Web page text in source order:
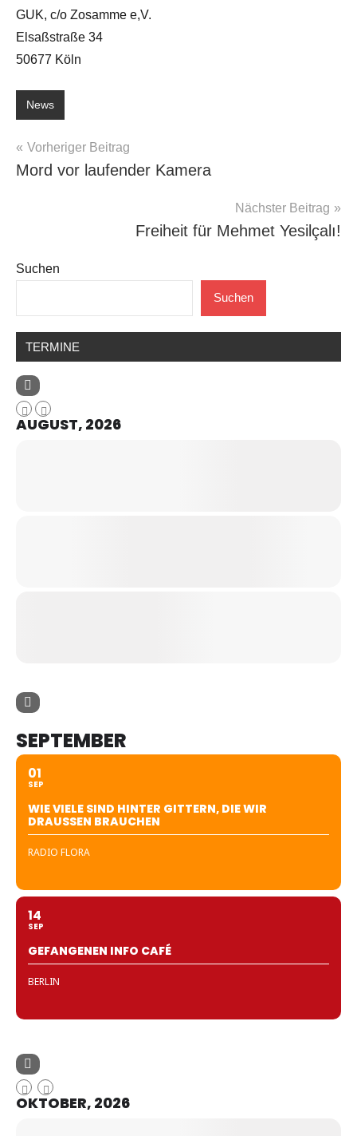
GUK, c/o Zosamme e,V.
Elsaßstraße 34
50677 Köln
News
Beitragsnavigation
Vorheriger Beitrag
Mord vor laufender Kamera
Nächster Beitrag
Freiheit für Mehmet Yesilçalı!
Suchen
Suchen
TERMINE
AUGUST, 2026
SEPTEMBER
01
SEP
WIE VIELE SIND HINTER GITTERN, DIE WIR
DRAUSSEN BRAUCHEN
RADIO FLORA
14
SEP
GEFANGENEN INFO CAFÉ
BERLIN
OKTOBER, 2026